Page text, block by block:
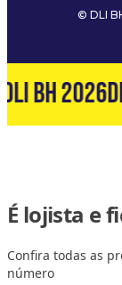
© DLI
DLI BH 2026
É lojista e
Confira todas as
número